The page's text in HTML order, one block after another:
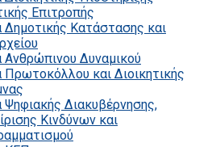
Επιτροπής
Δημοτικής Κατάστασης και
Ανθρώπινου Δυναμικού
Πρωτοκόλλου και Διοικητικής
Ψηφιακής Διακυβέρνησης,
Κινδύνων και